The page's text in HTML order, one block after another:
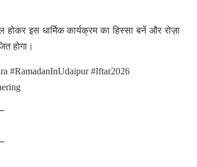
इस धार्मिक कार्यक्रम का हिस्सा बनें और रोज़ा
होगा।
#RamadanInUdaipur #Iftar2026